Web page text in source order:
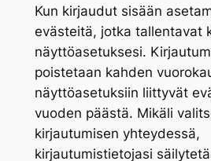
Kun kirjaudut sisään
evästeitä, jotka tallentavat
näyttöasetuksesi.
poistetaan kahden
näyttöasetuksiin liittyvät
vuoden päästä. Mikäli
kirjautumisen yhteydessä,
kirjautumistietojasi